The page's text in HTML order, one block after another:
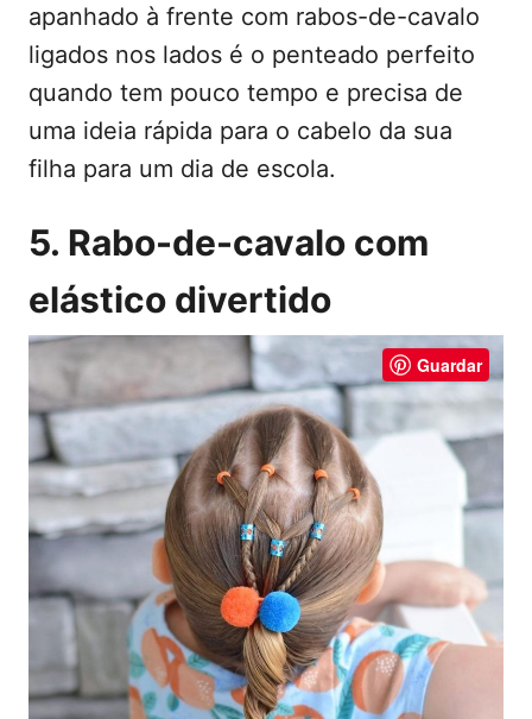
apanhado à frente com rabos-de-cavalo
ligados nos lados é o penteado perfeito
quando tem pouco tempo e precisa de
uma ideia rápida para o cabelo da sua
filha para um dia de escola.
5. Rabo-de-cavalo com
elástico divertido
Guardar